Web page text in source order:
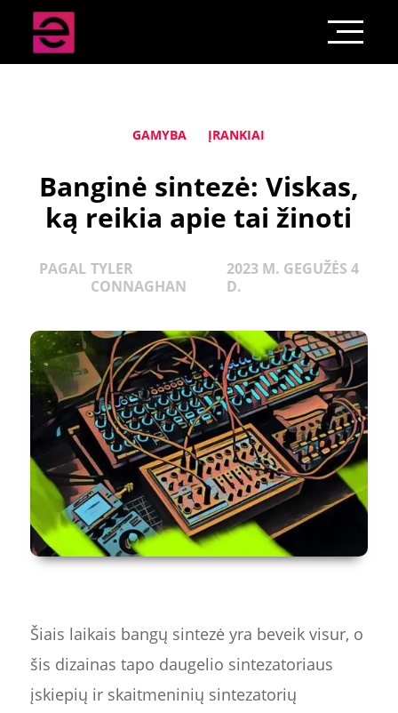
GAMYBA ĮRANKIAI
Banginė sintezė: Viskas,
ką reikia apie tai žinoti
PAGAL TYLER
CONNAGHAN
2023 M. GEGUŽĖS 4
D.
Šiais laikais bangų sintezė yra beveik visur, o
šis dizainas tapo daugelio sintezatoriaus
įskiepių ir skaitmeninių sintezatorių